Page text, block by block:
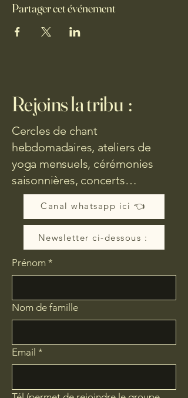
Partager cet événement
Rejoins la tribu :
Cercles de chant
hebdomadaires, ateliers de
yoga mensuels, cérémonies
saisonnières, concerts…
Canal whatsapp ici 👈
Newsletter ci-dessous :
Prénom *
Nom de famille
Email *